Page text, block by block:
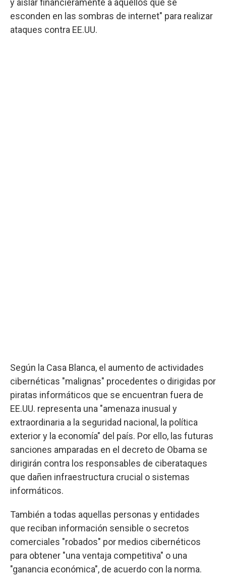
y aislar financieramente a aquellos que se
esconden en las sombras de internet" para realizar
ataques contra EE.UU.
Según la Casa Blanca, el aumento de actividades
cibernéticas "malignas" procedentes o dirigidas por
piratas informáticos que se encuentran fuera de
EE.UU. representa una "amenaza inusual y
extraordinaria a la seguridad nacional, la política
exterior y la economía" del país. Por ello, las futuras
sanciones amparadas en el decreto de Obama se
dirigirán contra los responsables de ciberataques
que dañen infraestructura crucial o sistemas
informáticos.
También a todas aquellas personas y entidades
que reciban información sensible o secretos
comerciales "robados" por medios cibernéticos
para obtener "una ventaja competitiva" o una
"ganancia económica", de acuerdo con la norma.